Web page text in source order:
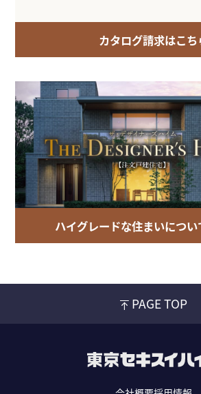
カタログ請求はこち
ハイグレードな住まいにつ
PAGE TOP